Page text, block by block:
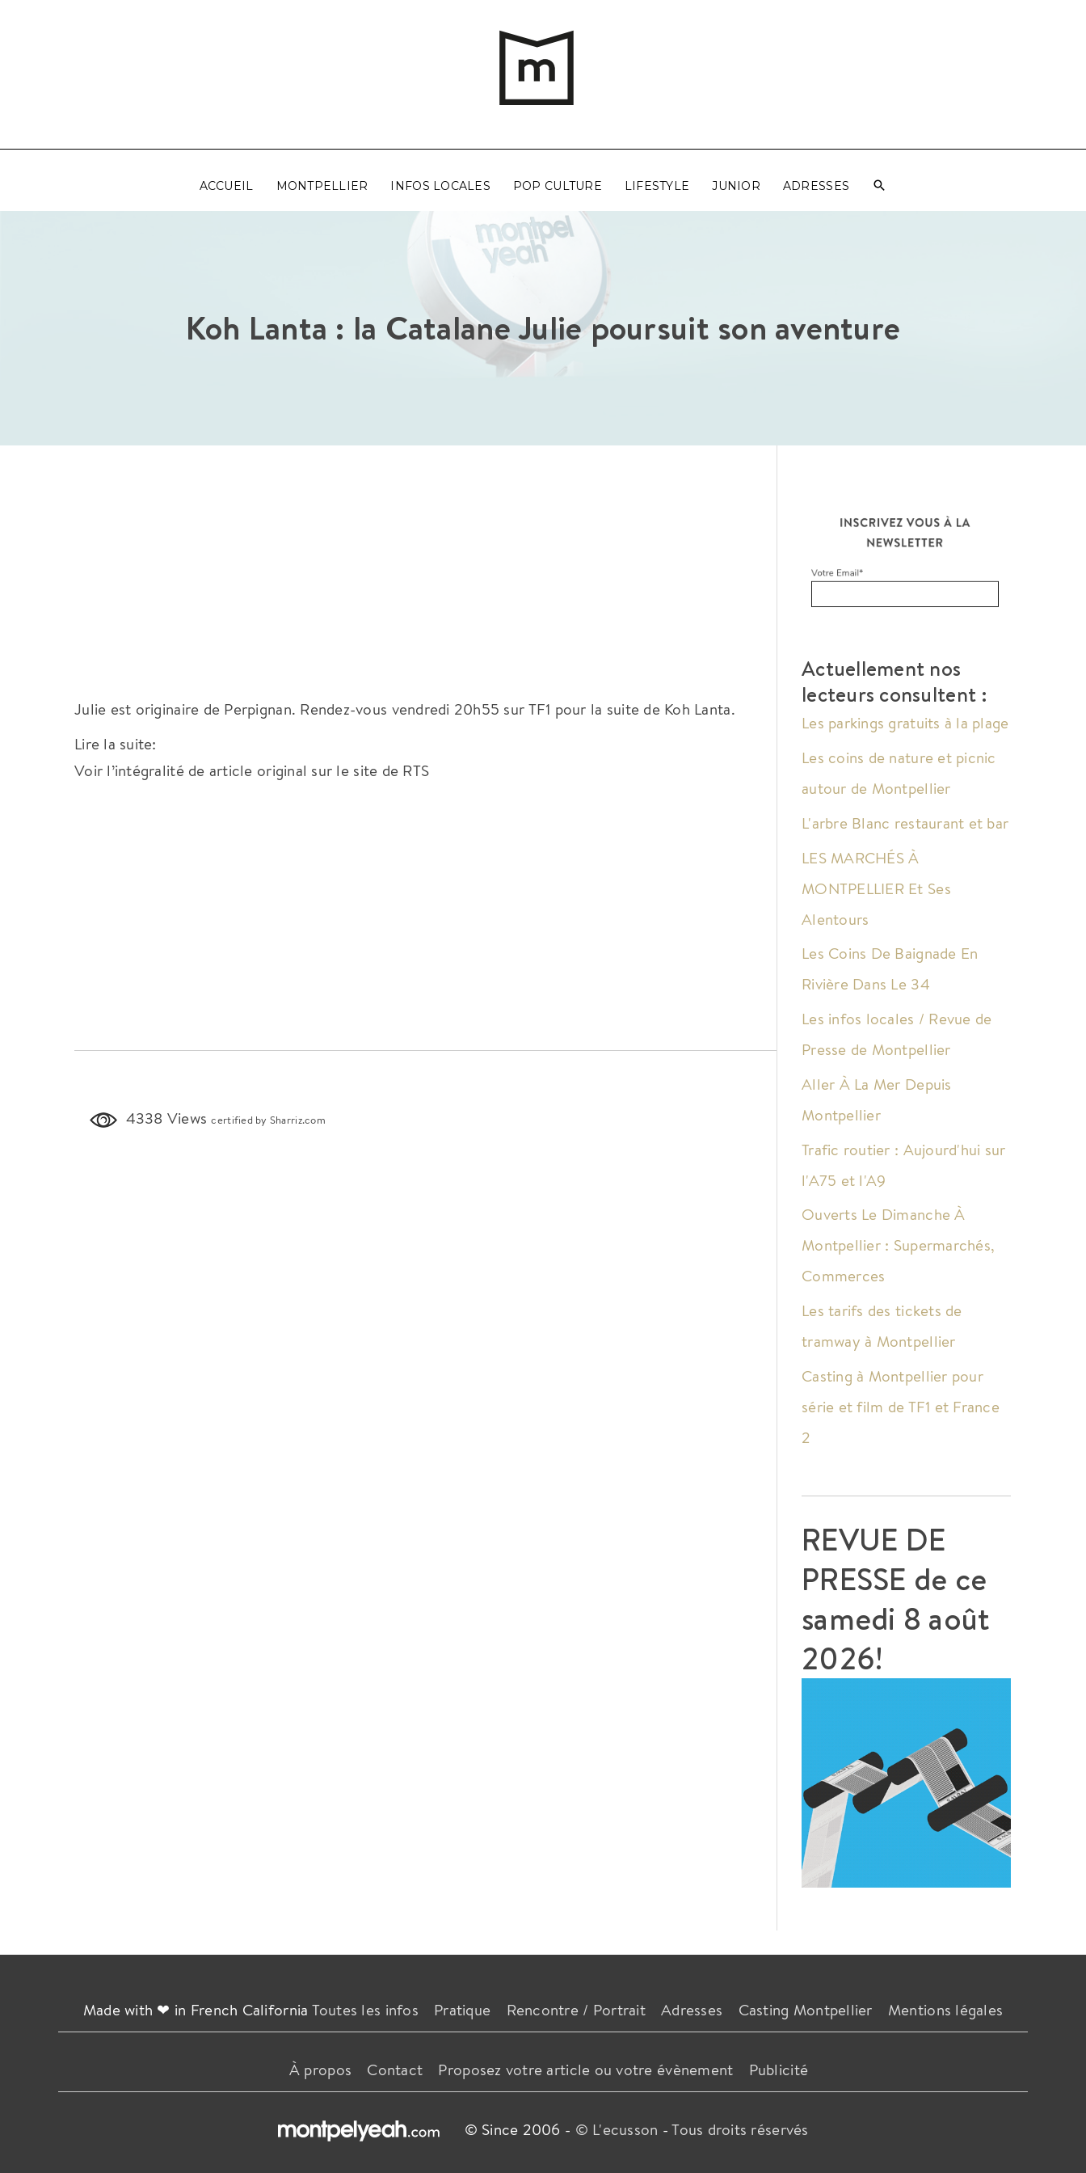
ACCUEIL MONTPELLIER INFOS LOCALES POP CULTURE LIFESTYLE JUNIOR ADRESSES
Koh Lanta : la Catalane Julie poursuit son aventure
Julie est originaire de Perpignan. Rendez-vous vendredi 20h55 sur TF1 pour la suite de Koh Lanta.
Lire la suite:
Voir l’intégralité de article original sur le site de RTS
4338 Viewscertified by Sharriz.com
Actuellement nos
lecteurs consultent :
Les parkings gratuits à la plage
Les coins de nature et picnic
autour de Montpellier
L'arbre Blanc restaurant et bar
LES MARCHÉS À
MONTPELLIER Et Ses
Alentours
Les Coins De Baignade En
Rivière Dans Le 34
Les infos locales / Revue de
Presse de Montpellier
Aller À La Mer Depuis
Montpellier
Trafic routier : Aujourd'hui sur
l'A75 et l'A9
Ouverts Le Dimanche À
Montpellier : Supermarchés,
Commerces
Les tarifs des tickets de
tramway à Montpellier
Casting à Montpellier pour
série et film de TF1 et France
2
REVUE DE
PRESSE de ce
samedi 8 août
2026!
Made with ❤ in French California Toutes les infos Pratique Rencontre / Portrait Adresses Casting Montpellier Mentions légales
À propos Contact Proposez votre article ou votre évènement Publicité
© Since 2006 - © L'ecusson -Tous droits réservés